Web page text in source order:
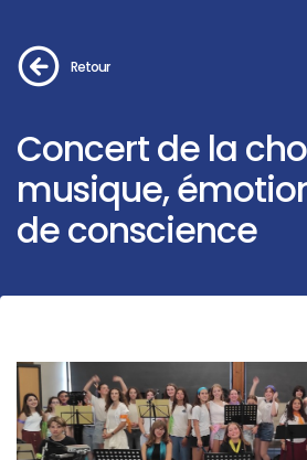
Retour
Concert de la
musique,
de conscience